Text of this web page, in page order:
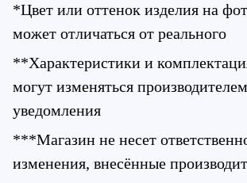
*Цвет или оттенок изделия на
может отличаться от реального
**Характеристики и
могут изменяться
уведомления
***Магазин не несет
изменения, внесённые